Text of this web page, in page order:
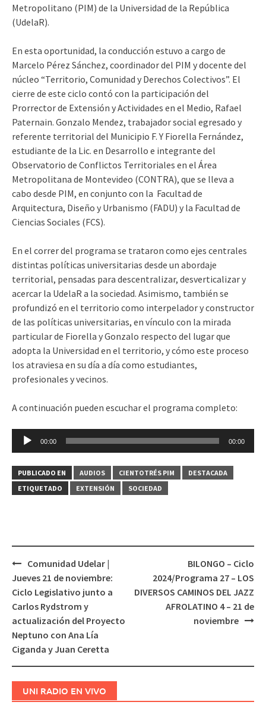
Metropolitano (PIM) de la Universidad de la República
(UdelaR).
En esta oportunidad, la conducción estuvo a cargo de
Marcelo Pérez Sánchez, coordinador del PIM y docente del
núcleo “Territorio, Comunidad y Derechos Colectivos”. El
cierre de este ciclo contó con la participación del
Prorrector de Extensión y Actividades en el Medio, Rafael
Paternain. Gonzalo Mendez, trabajador social egresado y
referente territorial del Municipio F. Y Fiorella Fernández,
estudiante de la Lic. en Desarrollo e integrante del
Observatorio de Conflictos Territoriales en el Área
Metropolitana de Montevideo (CONTRA), que se lleva a
cabo desde PIM, en conjunto con la Facultad de
Arquitectura, Diseño y Urbanismo (FADU) y la Facultad de
Ciencias Sociales (FCS).
En el correr del programa se trataron como ejes centrales
distintas políticas universitarias desde un abordaje
territorial, pensadas para descentralizar, desverticalizar y
acercar la UdelaR a la sociedad. Asimismo, también se
profundizó en el territorio como interpelador y constructor
de las políticas universitarias, en vínculo con la mirada
particular de Fiorella y Gonzalo respecto del lugar que
adopta la Universidad en el territorio, y cómo este proceso
los atraviesa en su día a día como estudiantes,
profesionales y vecinos.
A continuación pueden escuchar el programa completo:
Reproductor
audio
00:00 00:00
PUBLICADO EN AUDIOS CIENTOTRÉS PIM
DESTACADA
ETIQUETADO
EXTENSIÓN SOCIEDAD
Navegación
de
entradas
Comunidad Udelar |
Jueves 21 de noviembre:
Ciclo Legislativo junto a
Carlos Rydstrom y
actualización del Proyecto
Neptuno con Ana Lía
Ciganda y Juan Ceretta
BILONGO – Ciclo
2024/Programa 27 – LOS
DIVERSOS CAMINOS DEL JAZZ
AFROLATINO 4 – 21 de
noviembre
UNI RADIO EN VIVO